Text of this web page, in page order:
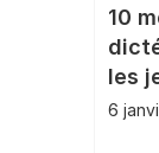
10
les
6